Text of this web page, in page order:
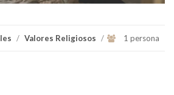
/ Valores Religiosos / 1 persona